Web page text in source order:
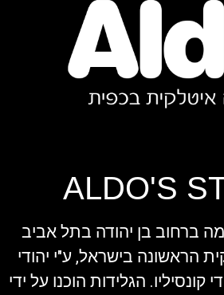
ALDO'S
1996 הוקמה ברחוב בן יהודה בתל אביב
הראשונה בישראל, ע"י יהודי
הגלידות הוכנו על ידי